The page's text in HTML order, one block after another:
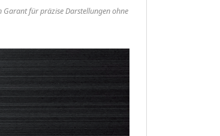
Garant für präzise Darstellungen ohne